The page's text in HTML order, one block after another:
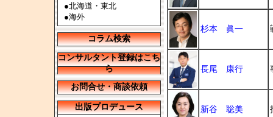
●北海道・東北
●海外
コラム検索
コンサルタント登録はこち
ら
お問合せ・商談依頼
出版プロデュース
杉本 眞一
長尾 康行
新谷 聡美